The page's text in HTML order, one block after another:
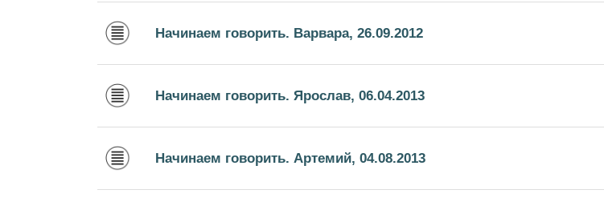
Начинаем говорить. Варвара, 26.09.2012
Начинаем говорить. Ярослав, 06.04.2013
Начинаем говорить. Артемий, 04.08.2013